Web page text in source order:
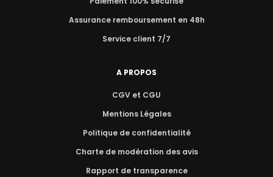
Assurance remboursement en 48h
Service client 7/7
A PROPOS
CGV et CGU
Mentions Légales
Politique de confidentialité
Charte de modération des avis
Rapport de transparence